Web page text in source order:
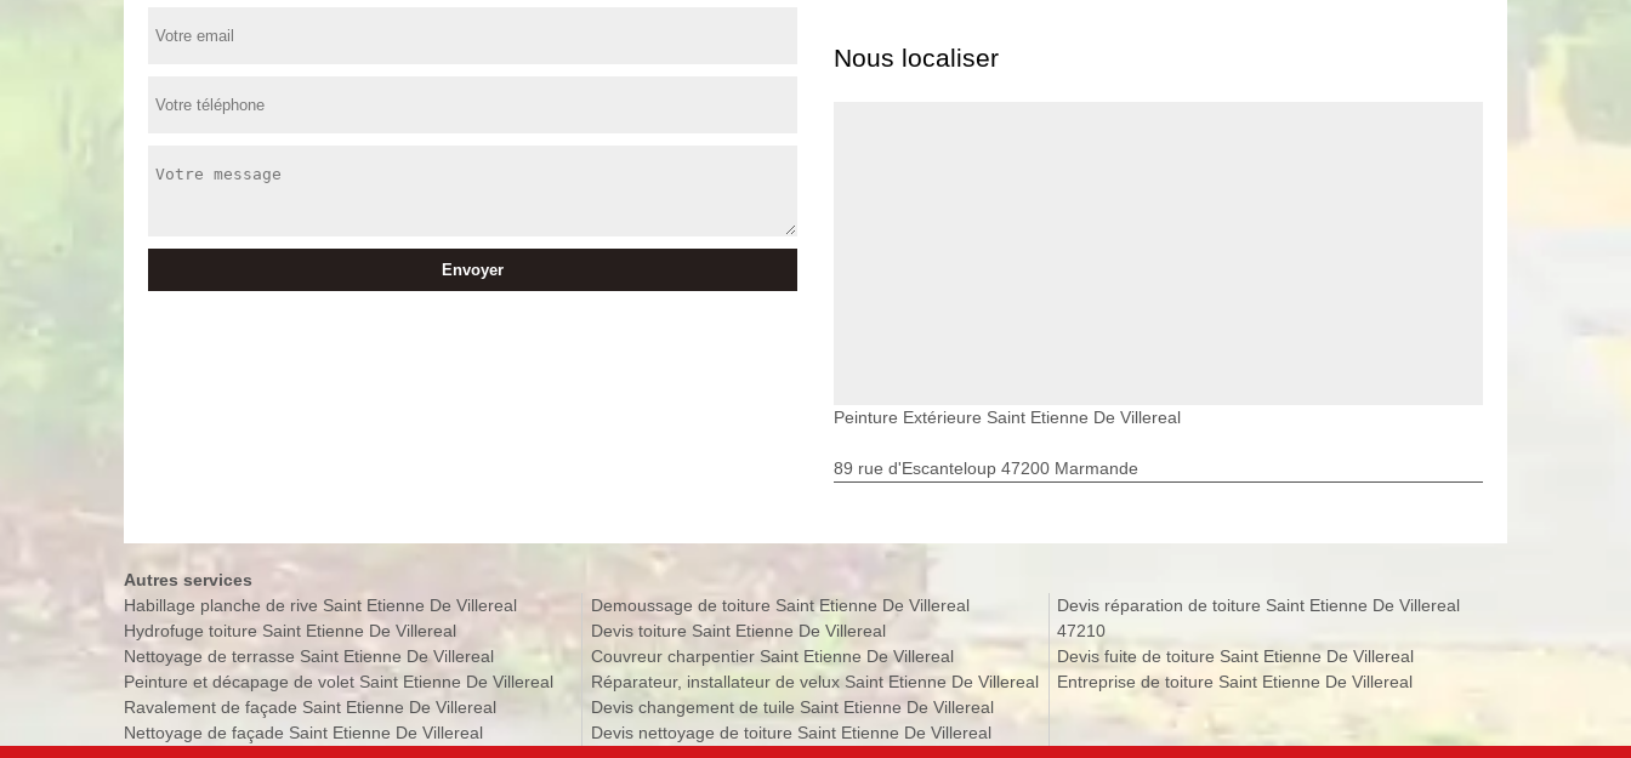
Nous localiser
Peinture Extérieure Saint Etienne De Villereal
89 rue d'Escanteloup 47200 Marmande
Autres services
Habillage planche de rive Saint Etienne De Villereal
Hydrofuge toiture Saint Etienne De Villereal
Nettoyage de terrasse Saint Etienne De Villereal
Peinture et décapage de volet Saint Etienne De Villereal
Ravalement de façade Saint Etienne De Villereal
Nettoyage de façade Saint Etienne De Villereal
Demoussage de toiture Saint Etienne De Villereal
Devis toiture Saint Etienne De Villereal
Couvreur charpentier Saint Etienne De Villereal
Réparateur, installateur de velux Saint Etienne De Villereal
Devis changement de tuile Saint Etienne De Villereal
Devis nettoyage de toiture Saint Etienne De Villereal
Devis réparation de toiture Saint Etienne De Villereal
47210
Devis fuite de toiture Saint Etienne De Villereal
Entreprise de toiture Saint Etienne De Villereal